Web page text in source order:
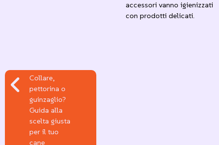
accessori vanno igienizzati
con prodotti delicati.
Collare,
pettorina o
guinzaglio?
Guida alla
scelta giusta
per il tuo
cane